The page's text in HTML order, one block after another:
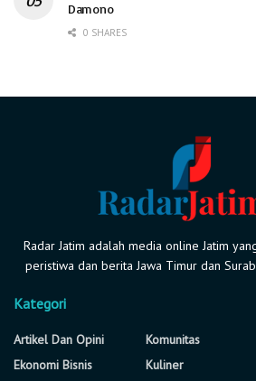
Damono
0 SHARES
Radar Jatim adalah media online Jatim
peristiwa dan berita Jawa Timur dan
Kategori
Artikel Dan Opini
Ekonomi Bisnis
Komunitas
Kuliner